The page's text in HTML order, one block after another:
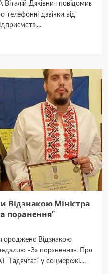
Дяківнич повідомив
телефонні дзвінки від
Відзнакою Міністра
поранення”
Відзнакою
«За поранення». Про
“Гадячгаз” у соцмережі....